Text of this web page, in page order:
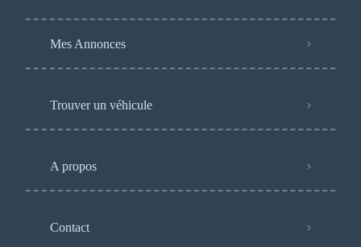
Mes Annonces
Trouver un véhicule
A propos
Contact